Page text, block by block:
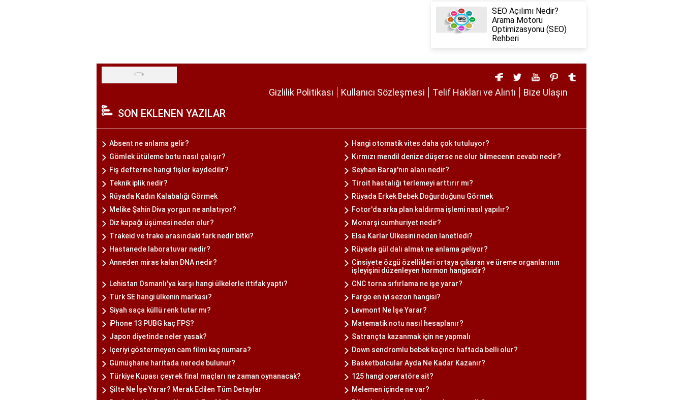
SEO Açılımı Nedir?
Arama Motoru
Optimizasyonu (SEO)
Rehberi
Gizlilik Politikası Kullanıcı Sözleşmesi Telif Hakları ve Alıntı Bize Ulaşın
SON EKLENEN YAZILAR
Absent ne anlama gelir?
Hangi otomatik vites daha çok tutuluyor?
Gömlek ütüleme botu nasıl çalışır?
Kırmızı mendil denize düşerse ne olur bilmecenin cevabı nedir?
Fiş defterine hangi fişler kaydedilir?
Seyhan Barajı'nın alanı nedir?
Teknik iplik nedir?
Tiroit hastalığı terlemeyi arttırır mı?
Rüyada Kadın Kalabalığı Görmek
Rüyada Erkek Bebek Doğurduğunu Görmek
Melike Şahin Diva yorgun ne anlatıyor?
Fotor'da arka plan kaldırma işlemi nasıl yapılır?
Diz kapağı üşümesi neden olur?
Monarşi cumhuriyet nedir?
Trakeid ve trake arasındaki fark nedir bitki?
Elsa Karlar Ülkesini neden lanetledi?
Hastanede laboratuvar nedir?
Rüyada gül dalı almak ne anlama geliyor?
Anneden miras kalan DNA nedir?
Cinsiyete özgü özellikleri ortaya çıkaran ve üreme organlarının
işleyişini düzenleyen hormon hangisidir?
Lehistan Osmanlı'ya karşı hangi ülkelerle ittifak yaptı?
CNC torna sıfırlama ne işe yarar?
Türk SE hangi ülkenin markası?
Fargo en iyi sezon hangisi?
Siyah saça küllü renk tutar mı?
Levmont Ne İşe Yarar?
iPhone 13 PUBG kaç FPS?
Matematik notu nasıl hesaplanır?
Japon diyetinde neler yasak?
Satrançta kazanmak için ne yapmalı
Içeriyi göstermeyen cam filmi kaç numara?
Down sendromlu bebek kaçıncı haftada belli olur?
Gümüşhane haritada nerede bulunur?
Basketbolcular Ayda Ne Kadar Kazanır?
Türkiye Kupası çeyrek final maçları ne zaman oynanacak?
125 hangi operatöre ait?
Şilte Ne İşe Yarar? Merak Edilen Tüm Detaylar
Melemen içinde ne var?